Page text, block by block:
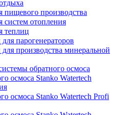
пищевого производства
систем отопления
теплиц
парогенераторов
производства минеральной
обратного осмоса
осмоса Stanko Watertech
осмоса Stanko Watertech Profi